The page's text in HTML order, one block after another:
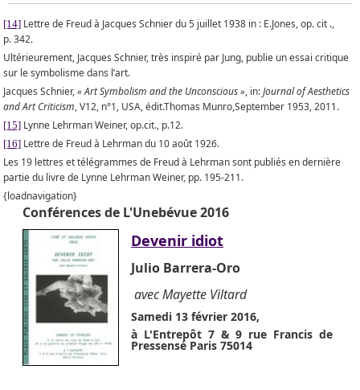
[14] Lettre de Freud à Jacques Schnier du 5 juillet 1938 in : E.Jones, op. cit .,
p. 342.
Ultérieurement, Jacques Schnier, très inspiré par Jung, publie un essai critique
sur le symbolisme dans l’art.
Jacques Schnier,« Art Symbolism and the Unconscious », in:Journal of Aesthetics
and Art Criticism, V12, n°1, USA, édit.Thomas Munro,September 1953, 2011.
[15] Lynne Lehrman Weiner, op.cit., p.12.
[16] Lettre de Freud à Lehrman du 10 août 1926.
Les 19 lettres et télégrammes de Freud à Lehrman sont publiés en dernière
partie du livre de Lynne Lehrman Weiner, pp. 195-211.
{loadnavigation}
Conférences de L'Unebévue 2016
Devenir idiot
Julio Barrera-Oro
avec Mayette Viltard
Samedi 13 février 2016,
à L'Entrepôt 7 & 9 rue Francis de
Pressensé Paris 75014